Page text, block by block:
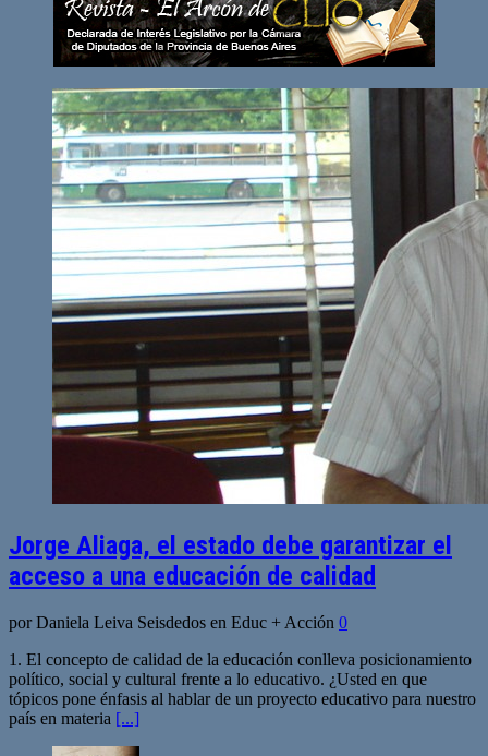
Jorge Aliaga, el estado debe garantizar el
acceso a una educación de calidad
por Daniela Leiva Seisdedos en Educ + Acción 0
1. El concepto de calidad de la educación conlleva posicionamiento
político, social y cultural frente a lo educativo. ¿Usted en que
tópicos pone énfasis al hablar de un proyecto educativo para nuestro
país en materia [...]